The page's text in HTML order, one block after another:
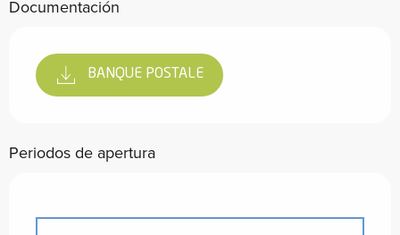
Documentación
BANQUE POSTALE
Periodos de apertura